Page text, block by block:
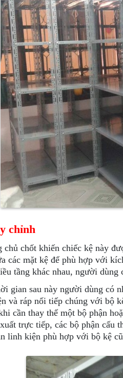
chỉnh
chủ chốt khiến chiếc kệ này
các mặt kệ để phù hợp với
tầng khác nhau, người dùng
gian sau này người dùng có
và ráp nối tiếp chúng với bộ
cần thay thế một bộ phận
trực tiếp, các bộ phận cấu
linh kiện phù hợp với bộ kệ